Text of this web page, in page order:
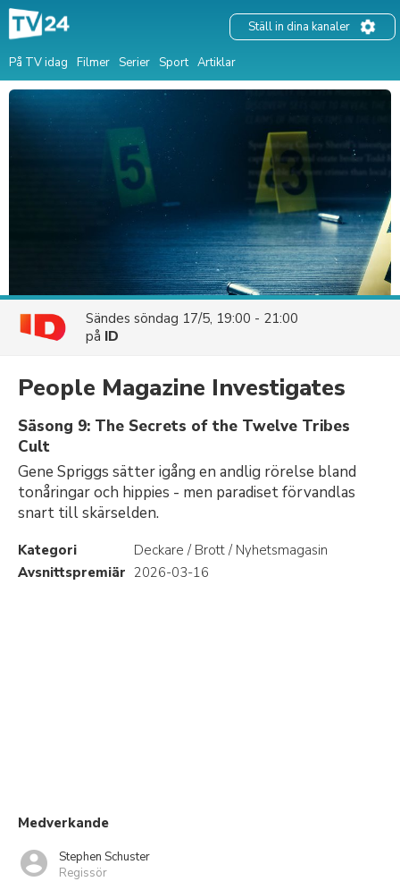
På TV idag Filmer Serier Sport Artiklar
Ställ in dina kanaler
Sändes söndag 17/5, 19:00 - 21:00
på ID
People Magazine Investigates
Säsong 9: The Secrets of the Twelve Tribes
Cult
Gene Spriggs sätter igång en andlig rörelse bland
tonåringar och hippies - men paradiset förvandlas
snart till skärselden.
Kategori
Deckare / Brott / Nyhetsmagasin
Avsnittspremiär 2026-03-16
Medverkande
Stephen Schuster
Regissör